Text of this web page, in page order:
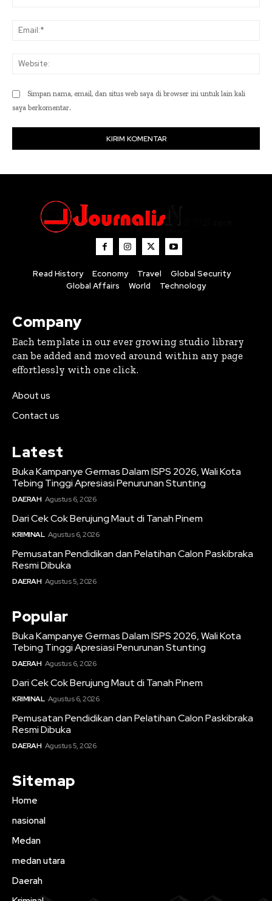
Simpan nama, email, dan situs web saya di browser ini untuk lain kali
saya berkomentar.
Read History Economy Travel
Global Security
Global Affairs
World Technology
Company
Each template in our ever growing studio library
can be added and moved around within any page
effortlessly with one click.
About us
Contact us
Latest
Buka Kampanye Germas Dalam ISPS 2026, Wali Kota
Tebing Tinggi Apresiasi Penurunan Stunting
DAERAH Agustus 6, 2026
Dari Cek Cok Berujung Maut di Tanah Pinem
KRIMINAL Agustus 6, 2026
Pemusatan Pendidikan dan Pelatihan Calon Paskibraka
Resmi Dibuka
DAERAH Agustus 5, 2026
Popular
Buka Kampanye Germas Dalam ISPS 2026, Wali Kota
Tebing Tinggi Apresiasi Penurunan Stunting
DAERAH Agustus 6, 2026
Dari Cek Cok Berujung Maut di Tanah Pinem
KRIMINAL Agustus 6, 2026
Pemusatan Pendidikan dan Pelatihan Calon Paskibraka
Resmi Dibuka
DAERAH Agustus 5, 2026
Sitemap
Home
nasional
Medan
medan utara
Daerah